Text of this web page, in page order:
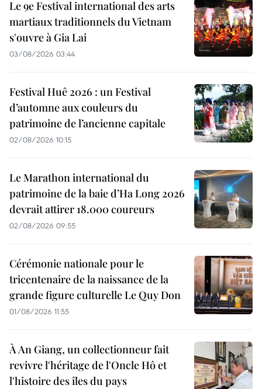
Le 9e Festival international des arts
martiaux traditionnels du Vietnam
s'ouvre à Gia Lai
03/08/2026 03:44
Festival Huê 2026 : un Festival
d’automne aux couleurs du
patrimoine de l’ancienne capitale
02/08/2026 10:15
Le Marathon international du
patrimoine de la baie d’Ha Long 2026
devrait attirer 18.000 coureurs
02/08/2026 09:55
Cérémonie nationale pour le
tricentenaire de la naissance de la
grande figure culturelle Le Quy Don
01/08/2026 11:55
À An Giang, un collectionneur fait
revivre l'héritage de l'Oncle Hô et
l'histoire des îles du pays